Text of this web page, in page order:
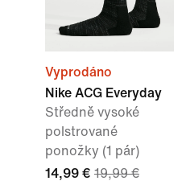
Vyprodáno
Nike ACG Everyday
Středně vysoké
polstrované
ponožky (1 pár)
14,99 € 19,99 €